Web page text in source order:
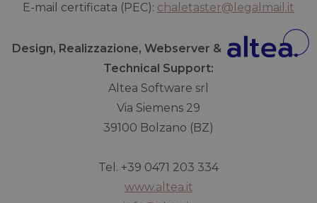
E-mail certificata (PEC): chaletaster@legalmail.it
Design, Realizzazione, Webserver &
Technical Support:
Altea Software srl
Via Siemens 29
39100 Bolzano (BZ)
Tel. +39 0471 203 334
www.altea.it